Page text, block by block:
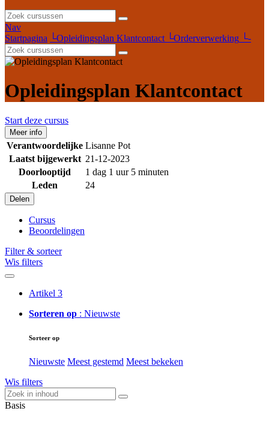
Nav
Startpagina └Opleidingsplan Klantcontact └Orderverwerking └-
Opleidingsplan Klantcontact
Start deze cursus
Meer info
Verantwoordelijke Lisanne Pot
Laatst bijgewerkt 21-12-2023
Doorlooptijd
1 dag 1 uur 5 minuten
Leden
24
Delen
Cursus
Beoordelingen
Filter & sorteer
Wis filters
Artikel 3
Sorteren op : Nieuwste
Sorteer op
Nieuwste Meest gestemd Meest bekeken
Wis filters
Basis